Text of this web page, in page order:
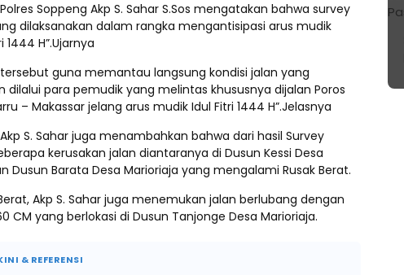
Soppeng Akp S. Sahar S.Sos mengatakan bahwa survey
dilaksanakan dalam rangka mengantisipasi arus mudik
1444 H”.Ujarnya
tersebut guna memantau langsung kondisi jalan yang
dilalui para pemudik yang melintas khususnya dijalan Poros
– Makassar jelang arus mudik Idul Fitri 1444 H”.Jelasnya
S. Sahar juga menambahkan bahwa dari hasil Survey
kerusakan jalan diantaranya di Dusun Kessi Desa
Dusun Barata Desa Marioriaja yang mengalami Rusak Berat.
Akp S. Sahar juga menemukan jalan berlubang dengan
CM yang berlokasi di Dusun Tanjonge Desa Marioriaja.
& REFERENSI